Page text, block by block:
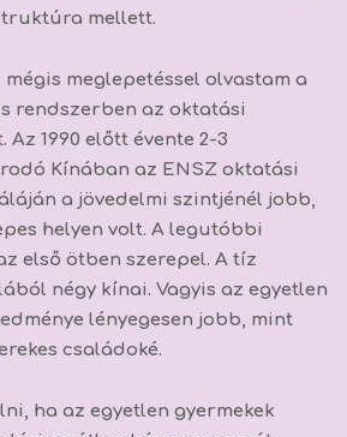
mellett.
meglepetéssel olvastam a
rendszerben az oktatási
1990 előtt évente 2-3
Kínában az ENSZ oktatási
a jövedelmi szintjénél jobb,
helyen volt. A legutóbbi
első ötben szerepel. A tíz
négy kínai. Vagyis az egyetlen
lényegesen jobb, mint
családoké.
ha az egyetlen gyermekek